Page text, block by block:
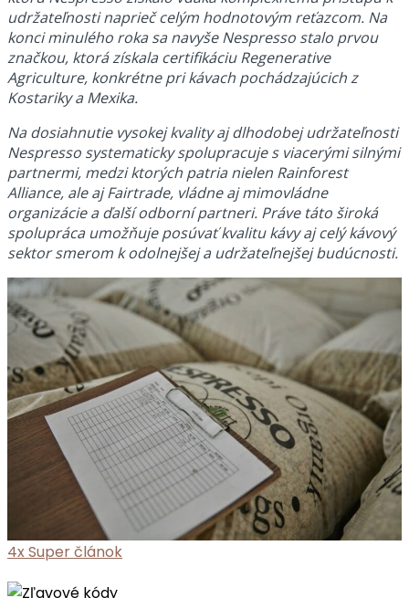
udržateľnosti naprieč celým hodnotovým reťazcom. Na
konci minulého roka sa navyše Nespresso stalo prvou
značkou, ktorá získala certifikáciu Regenerative
Agriculture, konkrétne pri kávach pochádzajúcich z
Kostariky a Mexika.
Na dosiahnutie vysokej kvality aj dlhodobej udržateľnosti
Nespresso systematicky spolupracuje s viacerými silnými
partnermi, medzi ktorých patria nielen Rainforest
Alliance, ale aj Fairtrade, vládne aj mimovládne
organizácie a ďalší odborní partneri. Práve táto široká
spolupráca umožňuje posúvať kvalitu kávy aj celý kávový
sektor smerom k odolnejšej a udržateľnejšej budúcnosti.
4xSuper článok